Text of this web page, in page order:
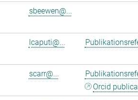
sbeewen@...
lcaputi@...
scarr@...
Orcid